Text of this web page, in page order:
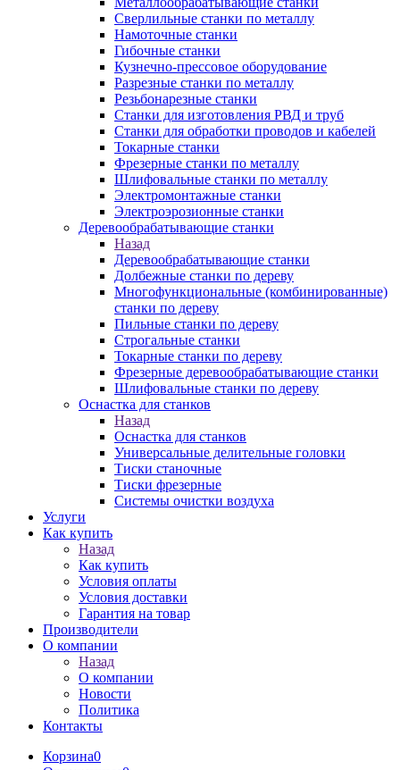
Сверлильные станки по металлу
Намоточные станки
Гибочные станки
Кузнечно-прессовое оборудование
Разрезные станки по металлу
Резьбонарезные станки
Станки для изготовления РВД и труб
Станки для обработки проводов и кабелей
Токарные станки
Фрезерные станки по металлу
Шлифовальные станки по металлу
Электромонтажные станки
Электроэрозионные станки
Деревообрабатывающие станки
Назад
Деревообрабатывающие станки
Долбежные станки по дереву
Многофункциональные (комбинированные)
станки по дереву
Пильные станки по дереву
Строгальные станки
Токарные станки по дереву
Фрезерные деревообрабатывающие станки
Шлифовальные станки по дереву
Оснастка для станков
Назад
Оснастка для станков
Универсальные делительные головки
Тиски станочные
Тиски фрезерные
Системы очистки воздуха
Услуги
Как купить
Назад
Как купить
Условия оплаты
Условия доставки
Гарантия на товар
Производители
О компании
Назад
О компании
Новости
Политика
Контакты
Корзина0